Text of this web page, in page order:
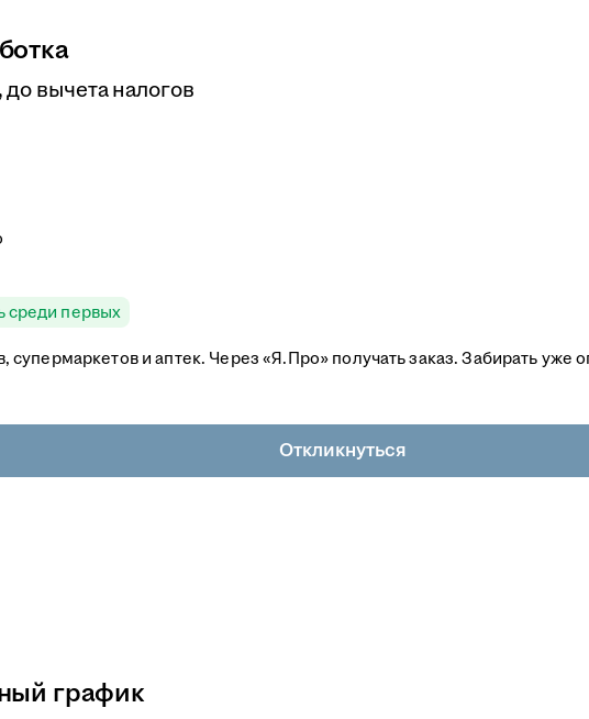
до вычета налогов
среди первых
супермаркетов и аптек. Через «Я.Про» получать заказ. Забирать уже
Откликнуться
график